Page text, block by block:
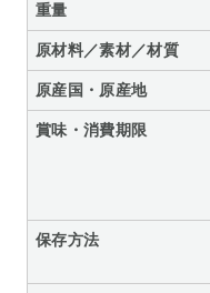
重量
原材料／素材／材質
原産国・原産地
賞味・消費期限
保存方法